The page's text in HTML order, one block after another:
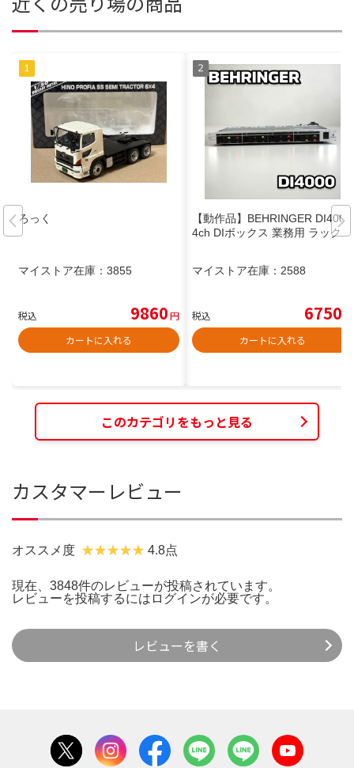
ろっく
マイストア在庫： 3855
税込 9860円
カートに入れる
【動作品】BEHRINGER DI4000
4ch DIボックス 業務用 ラック
マイストア在庫： 2588
税込 6750
カートに入れる
このカテゴリをもっと見る
カスタマーレビュー
オススメ度 4.8点
現在、3848件のレビューが投稿されています。
レビューを投稿するには ログインが必要です。
レビューを書く